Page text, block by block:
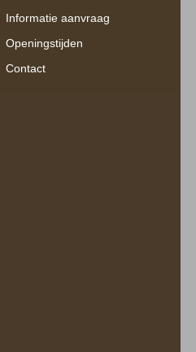
Informatie aanvraag
Openingstijden
Contact